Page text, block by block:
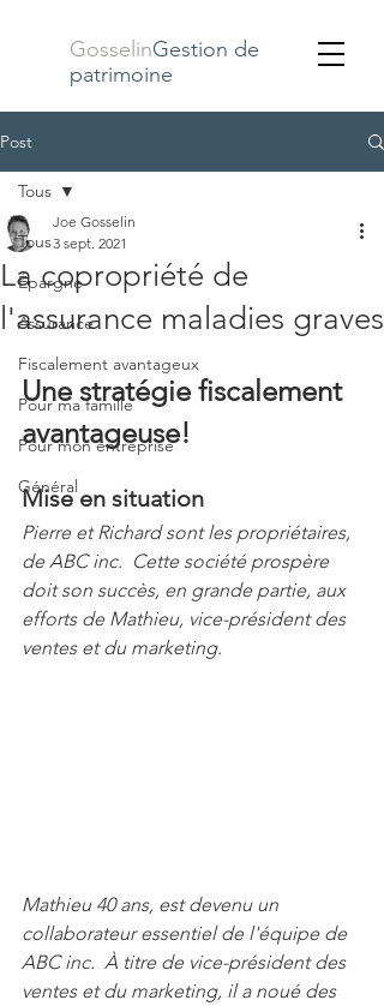
GosselinGestion de
patrimoine
Post
Tous
Épargne
Assurance
Fiscalement avantageux
Pour ma famille
Pour mon entreprise
Général
Tous
La copropriété de
l'assurance maladies graves
Joe Gosselin
3 sept. 2021
Une stratégie fiscalement
avantageuse!
Mise en situation
Pierre et Richard sont les propriétaires,
de ABC inc.  Cette société prospère
doit son succès, en grande partie, aux
efforts de Mathieu, vice-président des
ventes et du marketing.
Mathieu 40 ans, est devenu un
collaborateur essentiel de l'équipe de
ABC inc.  À titre de vice-président des
ventes et du marketing, il a noué des